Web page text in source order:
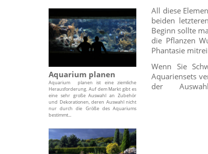
Aquarium planen
Aquarium planen ist eine ziemliche
Herausforderung. Auf dem Markt gibt es
eine sehr große Auswahl an Zubehör
und Dekorationen, deren Auswahl nicht
nur durch die Größe des Aquariums
bestimmt...
All diese
beiden
Beginn sollte
die Pflanzen
Phantasie
Wenn Sie
Aquariensets
der